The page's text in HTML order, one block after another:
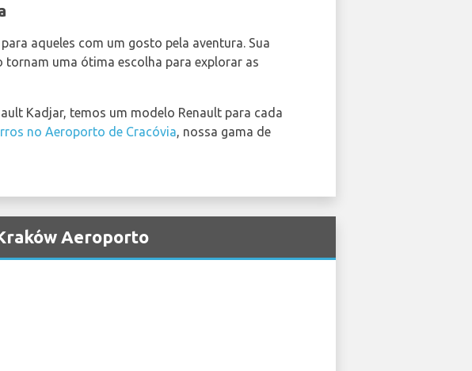
aqueles com um gosto pela aventura. Sua
uma ótima escolha para explorar as
Kadjar, temos um modelo Renault para cada
no Aeroporto de Cracóvia, nossa gama de
Aeroporto